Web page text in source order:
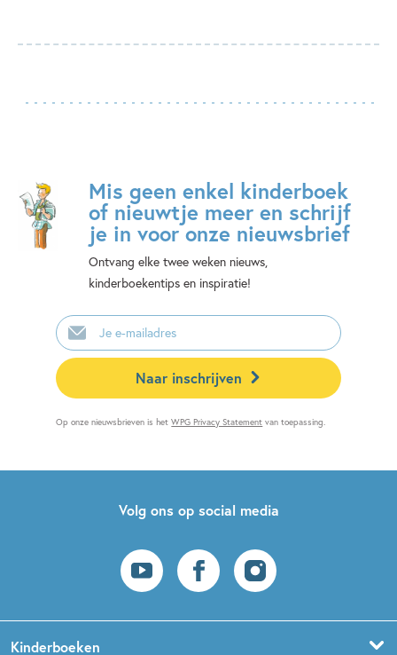
Mis geen enkel kinderboek
of nieuwtje meer en schrijf
je in voor onze nieuwsbrief
Ontvang elke twee weken nieuws,
kinderboekentips en inspiratie!
E-
mailadres
Naar inschrijven
Op onze nieuwsbrieven is hetWPG Privacy Statement van toepassing.
Volg ons op social media
Kinderboeken